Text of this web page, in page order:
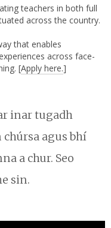
teachers in both full
across the country.
that enables
across face-
[Apply here.]
inar tugadh
chúrsa agus bhí
a chur. Seo
sin.